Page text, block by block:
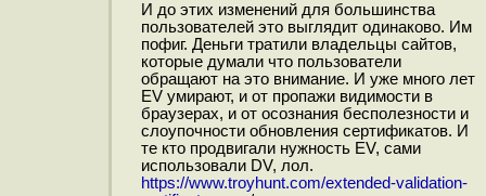
И до этих изменений для большинства
пользователей это выглядит одинаково. Им
пофиг. Деньги тратили владельцы сайтов,
которые думали что пользователи
обращают на это внимание. И уже много лет
EV умирают, и от пропажи видимости в
браузерах, и от осознания бесполезности и
слоупочности обновления сертификатов. И
те кто продвигали нужность EV, сами
использовали DV, лол.
https://www.troyhunt.com/extended-validation-